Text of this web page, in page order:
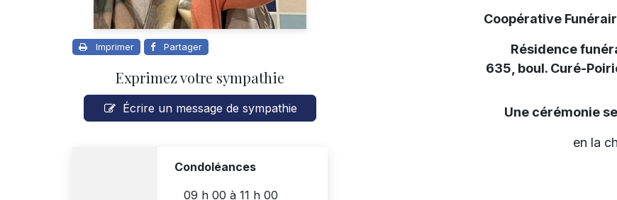
Imprimer Partager
Exprimez votre sympathie
Écrire un message de sympathie
Condoléances
09 h 00 à 11 h 00
Coopérative
Résidence
635, boul. Curé-
Une cérémonie
en la